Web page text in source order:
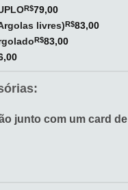
R$79,00
livres)R$83,00
R$83,00
junto com um card de